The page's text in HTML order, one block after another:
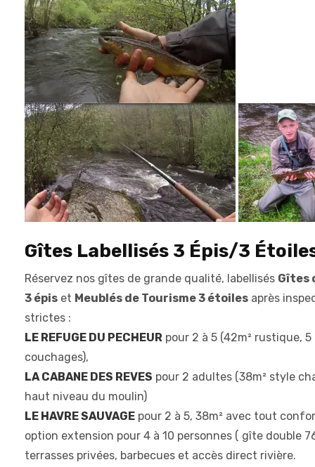
Gîtes Labellisés 3 Épis/3
Réservez nos gîtes de grande qualité, labellisés Gîtes
3 épis et Meublés de Tourisme 3 étoiles après
strictes :
LE REFUGE DU PECHEUR pour 2 à 5 (42m² rustique, 5
couchages),
LA CABANE DES REVES pour 2 adultes (38m² style
haut niveau du moulin)
LE HAVRE SAUVAGE pour 2 à 5, 38m² avec tout
option extension pour 4 à 10 personnes ( gîte double
terrasses privées, barbecues et accès direct rivière.